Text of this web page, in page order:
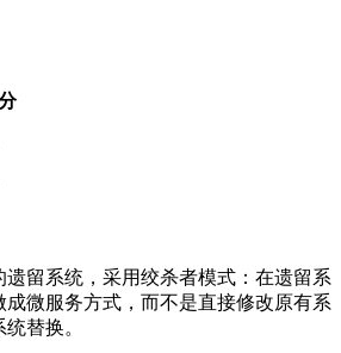
留系统，采用绞杀者模式：在遗留系
微服务方式，而不是直接修改原有系
替换。